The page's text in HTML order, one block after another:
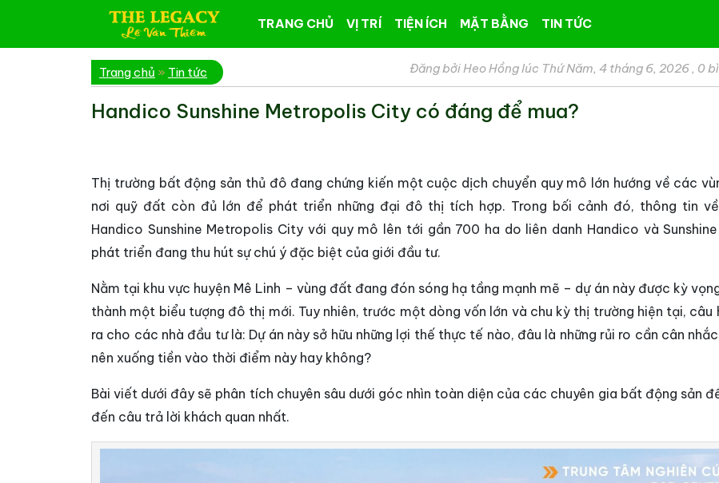
TRANG CHỦ VỊ TRÍ TIỆN ÍCH MẶT BẰNG TIN TỨC
Trang chủ » Tin tức Đăng bởi Heo Hồng lúc Thứ Năm, 4 tháng 6, 2026, 0
Handico Sunshine Metropolis City có đáng để mua?
Thị trường bất động sản thủ đô đang chứng kiến một cuộc dịch chuyển quy mô lớn hướng về các
nơi quỹ đất còn đủ lớn để phát triển những đại đô thị tích hợp. Trong bối cảnh đó, thông tin
Handico Sunshine Metropolis City với quy mô lên tới gần 700 ha do liên danh Handico và
phát triển đang thu hút sự chú ý đặc biệt của giới đầu tư.
Nằm tại khu vực huyện Mê Linh – vùng đất đang đón sóng hạ tầng mạnh mẽ – dự án này được kỳ
thành một biểu tượng đô thị mới. Tuy nhiên, trước một dòng vốn lớn và chu kỳ thị trường hiện tại, câu
ra cho các nhà đầu tư là: Dự án này sở hữu những lợi thế thực tế nào, đâu là những rủi ro cần cân
nên xuống tiền vào thời điểm này hay không?
Bài viết dưới đây sẽ phân tích chuyên sâu dưới góc nhìn toàn diện của các chuyên gia bất động sản
đến câu trả lời khách quan nhất.